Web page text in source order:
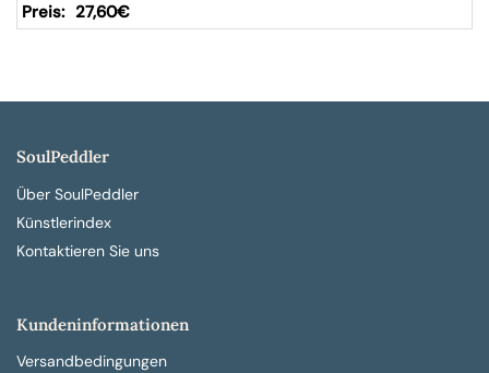
27,60€
SoulPeddler
Über SoulPeddler
Künstlerindex
Kontaktieren Sie uns
Kundeninformationen
Versandbedingungen